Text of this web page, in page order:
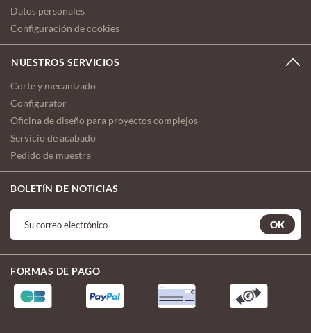
Datos personales
Configuración de cookies
NUESTROS SERVICIOS
Corte y mecanizado
Configurator
Oficina de diseño para proyectos complejos
Servicio de acabado
Pedido de muestra
BOLETÍN DE NOTICIAS
OK
FORMAS DE PAGO